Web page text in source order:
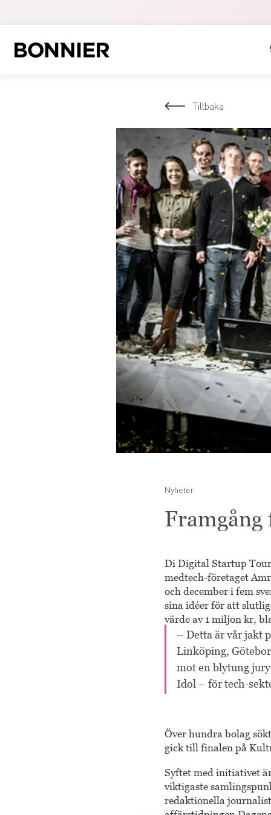
Tillbaka
Nyheter
Di Digital Startup
medtech-företaget
och december i fem
sina idéer för att
värde av 1 miljon kr,
– Detta är vår jakt
Linköping,
mot en blytung
Idol – för tech-
Över hundra bolag
gick till finalen på
Syftet med initiativet
viktigaste
redaktionella